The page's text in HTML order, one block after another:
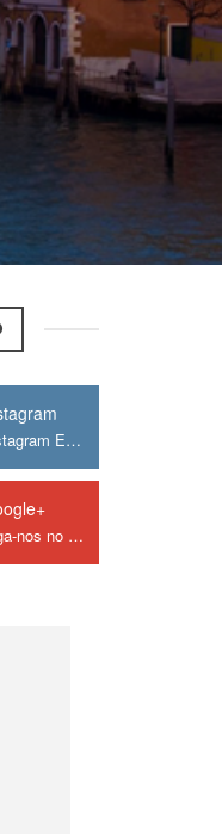
Instagram Europamos
Siga-nos no Google